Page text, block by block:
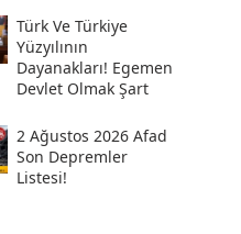
Türk Ve Türkiye
Yüzyılının
Dayanakları! Egemen
Devlet Olmak Şart
2 Ağustos 2026 Afad
Son Depremler
Listesi!